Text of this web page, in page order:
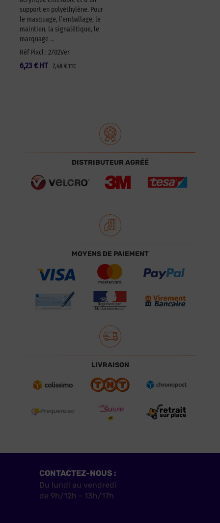
support en polyéthylène. Pour
le masquage, l’emballage, le
maintien, la signalétique, le
marquage …
Réf Pixcl : 2702Ver
6,23 € 7,48 € TTC
HT
DISTRIBUTEUR AGRÉÉ
MOYENS DE PAIEMENT
LIVRAISON
CONTACTEZ-NOUS :
Du lundi au vendredi
de 9h/12h - 13h/17h